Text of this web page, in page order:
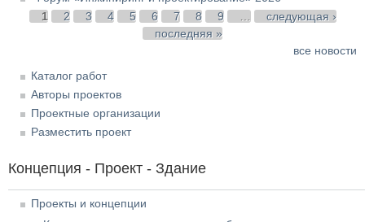
Страницы
1 2 3 4 5 6 7 8 9
следующая ›
последняя »
все новости
Каталог работ
Авторы проектов
Проектные организации
Разместить проект
Концепция - Проект - Здание
Проекты и концепции